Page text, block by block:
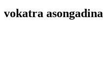
vokatra asongadina